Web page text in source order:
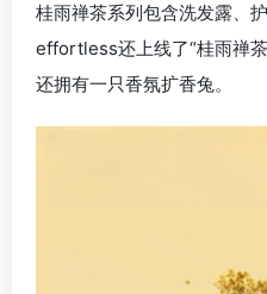
桂雨禅茶系列包含洗发露、
effortless还上线了“桂雨禅
还拥有一只香氛扩香兔。